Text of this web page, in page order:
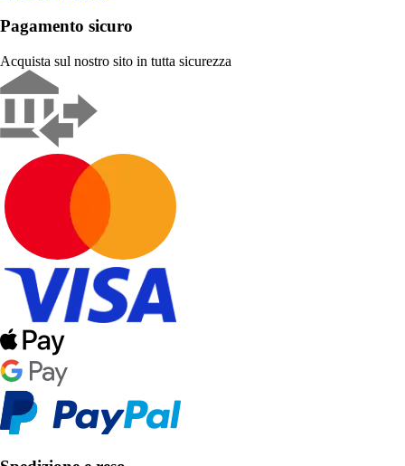
Pagamento sicuro
Acquista sul nostro sito in tutta sicurezza